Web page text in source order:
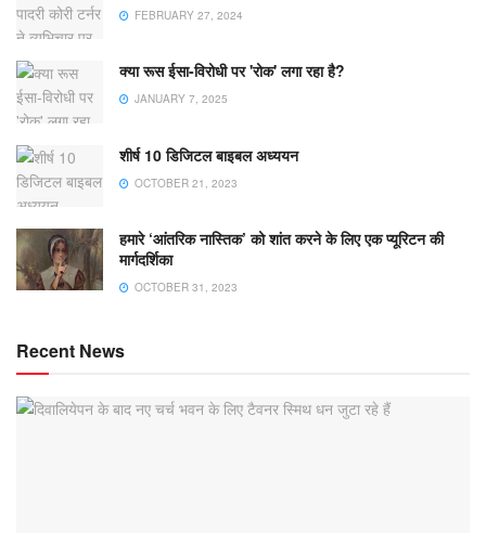
FEBRUARY 27, 2024
क्या रूस ईसा-विरोधी पर 'रोक' लगा रहा है?
JANUARY 7, 2025
शीर्ष 10 डिजिटल बाइबल अध्ययन
OCTOBER 21, 2023
हमारे ‘आंतरिक नास्तिक’ को शांत करने के लिए एक प्यूरिटन की
मार्गदर्शिका
OCTOBER 31, 2023
Recent News